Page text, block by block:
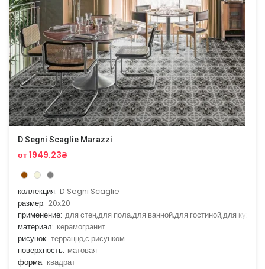
D Segni Scaglie Marazzi
от 1949.23₴
коллекция: D Segni Scaglie
размер: 20x20
применение: для стен,для пола,для ванной,для гостиной,для кухни
материал: керамогранит
рисунок: терраццо,с рисунком
поверхность: матовая
форма: квадрат